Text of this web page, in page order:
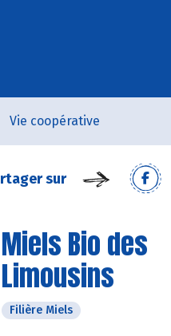
Vie coopérative
sur
Miels Bio des
Limousins
Filière Miels